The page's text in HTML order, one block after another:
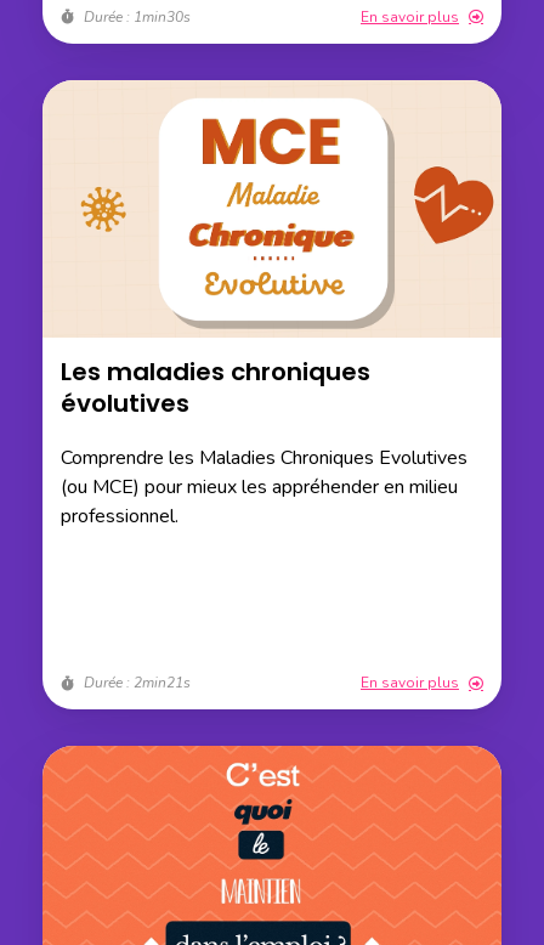
Durée : 1min30s En savoir plus
Les maladies chroniques
évolutives
Comprendre les Maladies Chroniques Evolutives
(ou MCE) pour mieux les appréhender en milieu
professionnel.
Durée : 2min21s En savoir plus